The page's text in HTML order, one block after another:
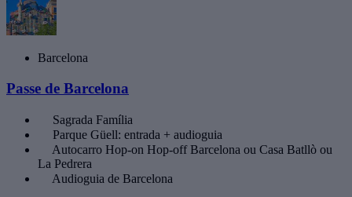
Barcelona
Passe de Barcelona
Sagrada Família
Parque Güell: entrada + audioguia
Autocarro Hop-on Hop-off Barcelona ou Casa Batllò ou
La Pedrera
Audioguia de Barcelona